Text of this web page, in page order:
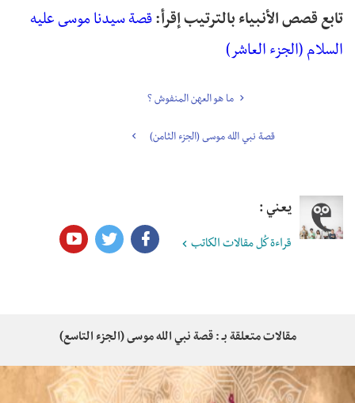
تابع قصص الأنبياء بالترتيب إقرأ: قصة سيدنا موسى عليه
السلام (الجزء العاشر)
ما هو العهن المنفوش ؟
قصة نبي الله موسى (الجزء الثامن)
يعني :
قراءة كُل مقالات الكاتب
مقالات متعلقة بـ : قصة نبي الله موسى (الجزء التاسع)